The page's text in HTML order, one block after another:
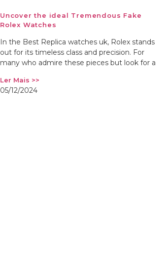
Uncover the ideal Tremendous Fake
Rolex Watches
In the Best Replica watches uk, Rolex stands
out for its timeless class and precision. For
many who admire these pieces but look for a
Ler Mais >>
05/12/2024